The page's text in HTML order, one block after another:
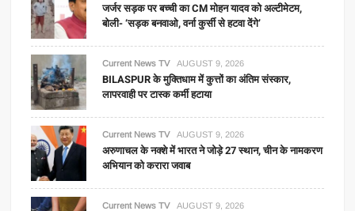
जर्जर सड़क पर बच्ची का CM मोहन यादव को अल्टीमेटम,
बोली- ‘सड़क बनवाओ, वर्ना कुर्सी से हटवा देंगे’
Current News TV AUGUST 9, 2026
BILASPUR के मुक्तिधाम में कुत्तों का अंतिम संस्कार,
लापरवाही पर टास्क कर्मी हटाया
Current News TV AUGUST 9, 2026
अरुणाचल के नक्शे में भारत ने जोड़े 27 स्थान, चीन के नामकरण
अभियान को करारा जवाब
Current News TV AUGUST 9, 2026